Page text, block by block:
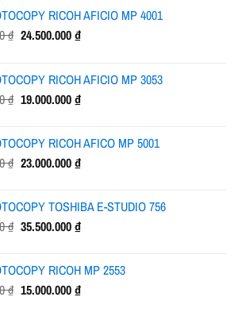
RICOH AFICIO MP 4001
₫ Giá
32.500.000 ₫.
24.500.000₫Giá
là:
24.500.000 ₫.
RICOH AFICIO MP 3053
₫ Giá
22.300.000 ₫.
19.000.000₫Giá
là:
19.000.000 ₫.
RICOH AFICO MP 5001
₫ Giá
24.000.000 ₫.
23.000.000₫Giá
là:
23.000.000 ₫.
TOSHIBA E-STUDIO 756
₫ Giá
37.000.000 ₫.
35.500.000₫Giá
là:
35.500.000 ₫.
RICOH MP 2553
₫ Giá
15.000.000₫Giá